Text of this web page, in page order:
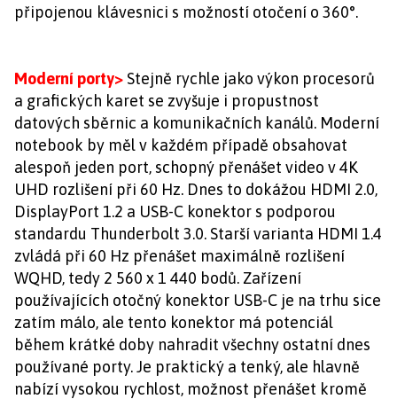
připojenou klávesnici s možností otočení o 360°.
Moderní porty> Stejně rychle jako výkon procesorů
a grafických karet se zvyšuje i propustnost
datových sběrnic a komunikačních kanálů. Moderní
notebook by měl v každém případě obsahovat
alespoň jeden port, schopný přenášet video v 4K
UHD rozlišení při 60 Hz. Dnes to dokážou HDMI 2.0,
DisplayPort 1.2 a USB-C konektor s podporou
standardu Thunderbolt 3.0. Starší varianta HDMI 1.4
zvládá při 60 Hz přenášet maximálně rozlišení
WQHD, tedy 2 560 x 1 440 bodů. Zařízení
používajících otočný konektor USB-C je na trhu sice
zatím málo, ale tento konektor má potenciál
během krátké doby nahradit všechny ostatní dnes
používané porty. Je praktický a tenký, ale hlavně
nabízí vysokou rychlost, možnost přenášet kromě